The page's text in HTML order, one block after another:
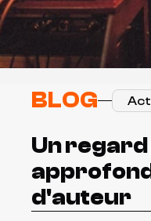
BLOG
Un
d'auteur